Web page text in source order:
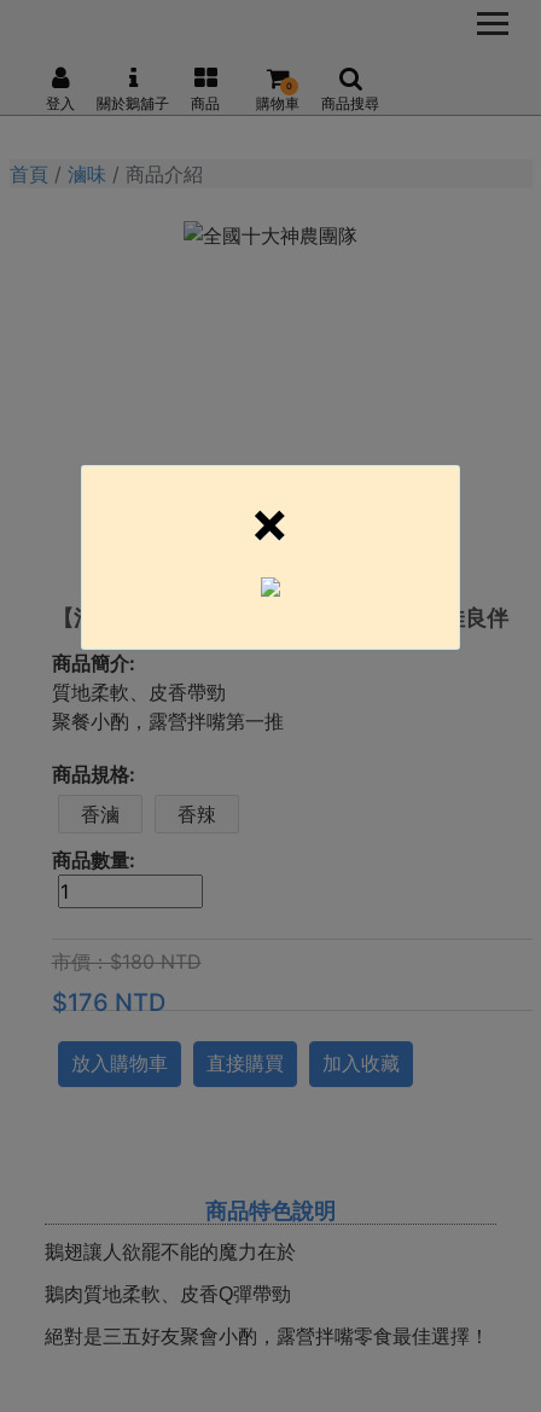
登入 關於鵝舖子 商品 購物車
0
商品搜尋
首頁 滷味 商品介紹
【滷鵝翅】香辣唰嘴的古早味，追劇的最佳良伴
商品簡介:
質地柔軟、皮香帶勁
聚餐小酌，露營拌嘴第一推
商品規格:
香滷
香辣
商品數量:
市價：$180 NTD
$176 NTD
放入購物車 直接購買 加入收藏
商品特色說明
鵝翅讓人欲罷不能的魔力在於
鵝肉質地柔軟、皮香Q彈帶勁
絕對是三五好友聚會小酌，露營拌嘴零食最佳選擇！
×